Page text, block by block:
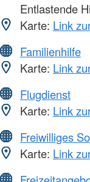
Entlastende
Karte: Link
Familienhilfe
Karte: Link
Flugdienst
Karte: Link
Freiwilliges
Karte: Link